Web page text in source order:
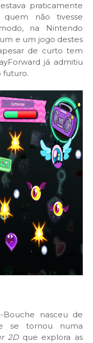
praticamente
não tivesse
na Nintendo
e um jogo destes
de curto tem
já admitiu
futuro.
Bouche nasceu de
se tornou numa
2Dque explora as